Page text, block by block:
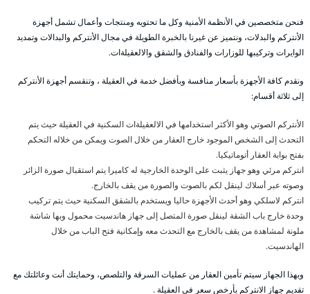
فنحن متخصصين في الأنظمة الأمنية وكل ما تحتويه ومنتجات وأعمال تشمل أجهزة
الأنتركم والبدلات، ونتميز عن غيرنا بالخبرة الطويلة في مجال الأنتركم والبدالات وتمديد
الوايرات وتركيبها للوزارات والفنادق والشقق والالعقيلةات.
ونقدم كافة الأجهزة بأسعار منافسة وبأفضل خدمة في العقيلة ، وتنقسم أجهزة الأنتركم
إلى ثلاثة أقسام:
الأنتركم الصوتي وهو الأكثر استخدامها في الالعقيلةات السكنية في العقيلة حيث يتم
التحدث إلى الشخص الموجود خارج العقار من خلال الصوت ويمكن من خلاله التحكم
بفتح بوابة العقار أتوماتيكيا.
انتركم مرئي وهو جهاز يثبت على الوحدة الخارجية له كاميرا يتم استقبال صورة الزائر
وصوته عبر أسلاك لينقل لكم بالصوت والصورة من يقف بالخارج.
انتركم لاسلكي وهو أحدث الأجهزة حاليا ويستخدم بالشقق السكنية حيث يتم تركيب
وحدة خارج باب الشقة لينقل صورة المتصل إلى جهاز هاندسيت محمول وبها شاشة
ملونة لمشاهدة من يقف بالخارج مع التحدث معه وإمكانية فتح الباب من خلال
الهاندسيت.
وبهذا الجهاز سيتم تأمين العقار من عمليات السرقة والتلصص، وحمايتك أنت وعائلتك مع
تقديم جهاز الانتركم بأرخص سعر في العقيلة .